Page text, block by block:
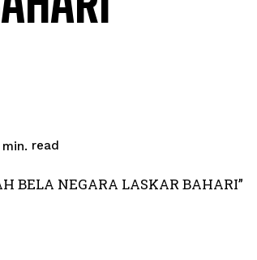
min. read
BELA NEGARA LASKAR BAHARI”